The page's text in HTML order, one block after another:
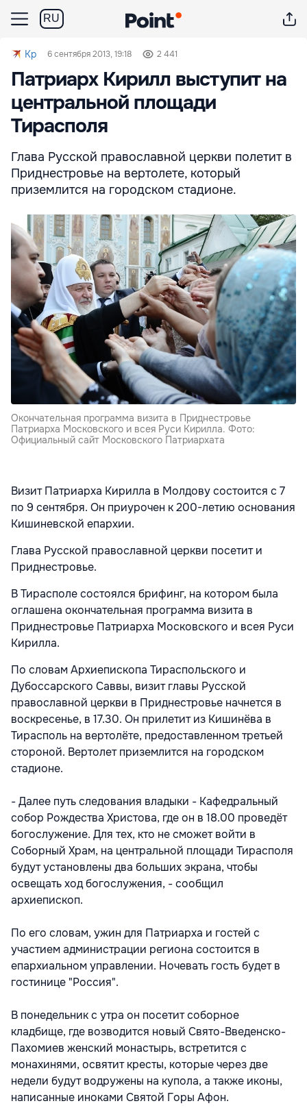
RU
Kp 6 сентября 2013, 19:18 2 441
Патриарх Кирилл выступит на
центральной площади
Тирасполя
Глава Русской православной церкви полетит в
Приднестровье на вертолете, который
приземлится на городском стадионе.
Окончательная программа визита в Приднестровье
Патриарха Московского и всея Руси Кирилла. Фото:
Официальный сайт Московского Патриархата
Визит Патриарха Кирилла в Молдову состоится с 7
по 9 сентября. Он приурочен к 200-летию основания
Кишиневской епархии.
Глава Русской православной церкви посетит и
Приднестровье.
В Тирасполе состоялся брифинг, на котором была
оглашена окончательная программа визита в
Приднестровье Патриарха Московского и всея Руси
Кирилла.
По словам Архиепископа Тираспольского и
Дубоссарского Саввы, визит главы Русской
православной церкви в Приднестровье начнется в
воскресенье, в 17.30. Он прилетит из Кишинёва в
Тирасполь на вертолёте, предоставленном третьей
стороной. Вертолет приземлится на городском
стадионе.
- Далее путь следования владыки - Кафедральный
собор Рождества Христова, где он в 18.00 проведёт
богослужение. Для тех, кто не сможет войти в
Соборный Храм, на центральной площади Тирасполя
будут установлены два больших экрана, чтобы
освещать ход богослужения, - сообщил
архиепископ.
По его словам, ужин для Патриарха и гостей с
участием администрации региона состоится в
епархиальном управлении. Ночевать гость будет в
гостинице "Россия".
В понедельник с утра он посетит соборное
кладбище, где возводится новый Свято-Введенско-
Пахомиев женский монастырь, встретится с
монахинями, освятит кресты, которые через две
недели будут водружены на купола, а также иконы,
написанные иноками Святой Горы Афон.